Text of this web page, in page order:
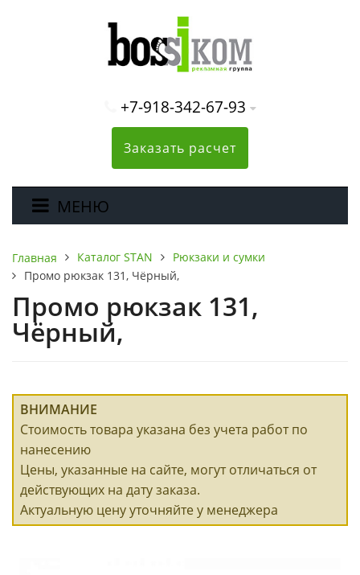
+7-918-342-67-93
Заказать расчет
МЕНЮ
Главная Каталог STAN
Рюкзаки и сумки
Промо рюкзак 131, Чёрный,
Промо рюкзак 131,
Чёрный,
ВНИМАНИЕ
Стоимость товара указана без учета работ по
нанесению
Цены, указанные на сайте, могут отличаться от
действующих на дату заказа.
Актуальную цену уточняйте у менеджера